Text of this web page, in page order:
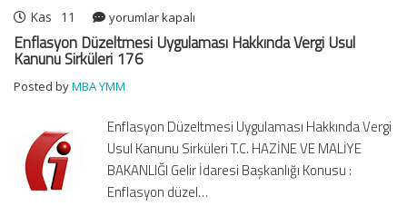
Kas 11
Enflasyon
Düzeltmesi
Uygulaması
Vergi
Kanunu
Sirküleri
176
için
yorumlar kapalı
Enflasyon Düzeltmesi Uygulaması Hakkında Vergi Usul
Kanunu Sirküleri 176
Posted byMBA YMM
Enflasyon Düzeltmesi Uygulaması Hakkında Vergi
Usul Kanunu Sirküleri T.C. HAZİNE VE MALİYE
BAKANLIĞI Gelir İdaresi Başkanlığı Konusu :
Enflasyon düzel…